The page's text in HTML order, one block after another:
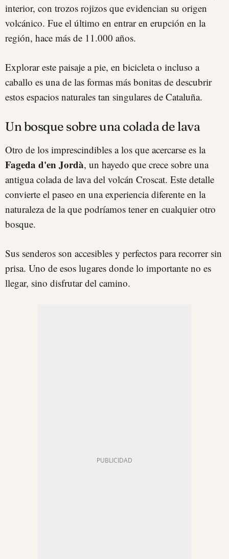
interior, con trozos rojizos que evidencian su origen
volcánico. Fue el último en entrar en erupción en la
región, hace más de 11.000 años.
Explorar este paisaje a pie, en bicicleta o incluso a
caballo es una de las formas más bonitas de descubrir
estos espacios naturales tan singulares de Cataluña.
Un bosque sobre una colada de lava
Otro de los imprescindibles a los que acercarse es la
Fageda d'en Jordà, un hayedo que crece sobre una
antigua colada de lava del volcán Croscat. Este detalle
convierte el paseo en una experiencia diferente en la
naturaleza de la que podríamos tener en cualquier otro
bosque.
Sus senderos son accesibles y perfectos para recorrer sin
prisa. Uno de esos lugares donde lo importante no es
llegar, sino disfrutar del camino.